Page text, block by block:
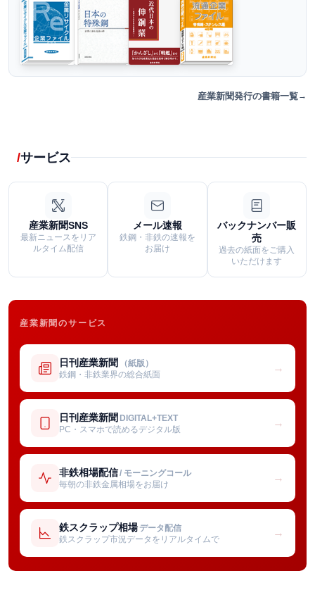
産業新聞発行の書籍一覧
サービス
産業新聞SNS
最新ニュースをリア
ルタイム配信
メール速報
鉄鋼・非鉄の速報を
お届け
バックナンバー販
売
過去の紙面をご購入
いただけます
産業新聞のサービス
日刊産業新聞 （紙版）
鉄鋼・非鉄業界の総合紙面
→
日刊産業新聞 DIGITAL+TEXT
PC・スマホで読めるデジタル版
→
非鉄相場配信/ モーニングコール
毎朝の非鉄金属相場をお届け
→
鉄スクラップ相場 データ配信
鉄スクラップ市況データをリアルタイムで
→